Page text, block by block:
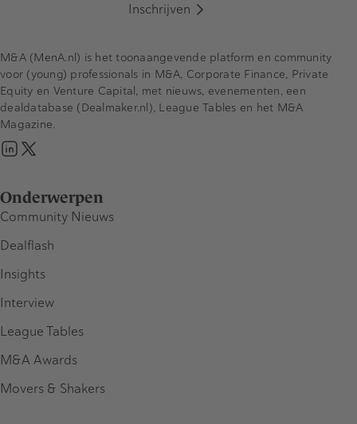
Inschrijven
Onderwerpen
Community Nieuws
Dealflash
Insights
Interview
League Tables
M&A Awards
Movers & Shakers
M&A (MenA.nl) is het toonaangevende platform en community
voor (young) professionals in M&A, Corporate Finance, Private
Equity en Venture Capital, met nieuws, evenementen, een
dealdatabase (Dealmaker.nl), League Tables en het M&A
Magazine.